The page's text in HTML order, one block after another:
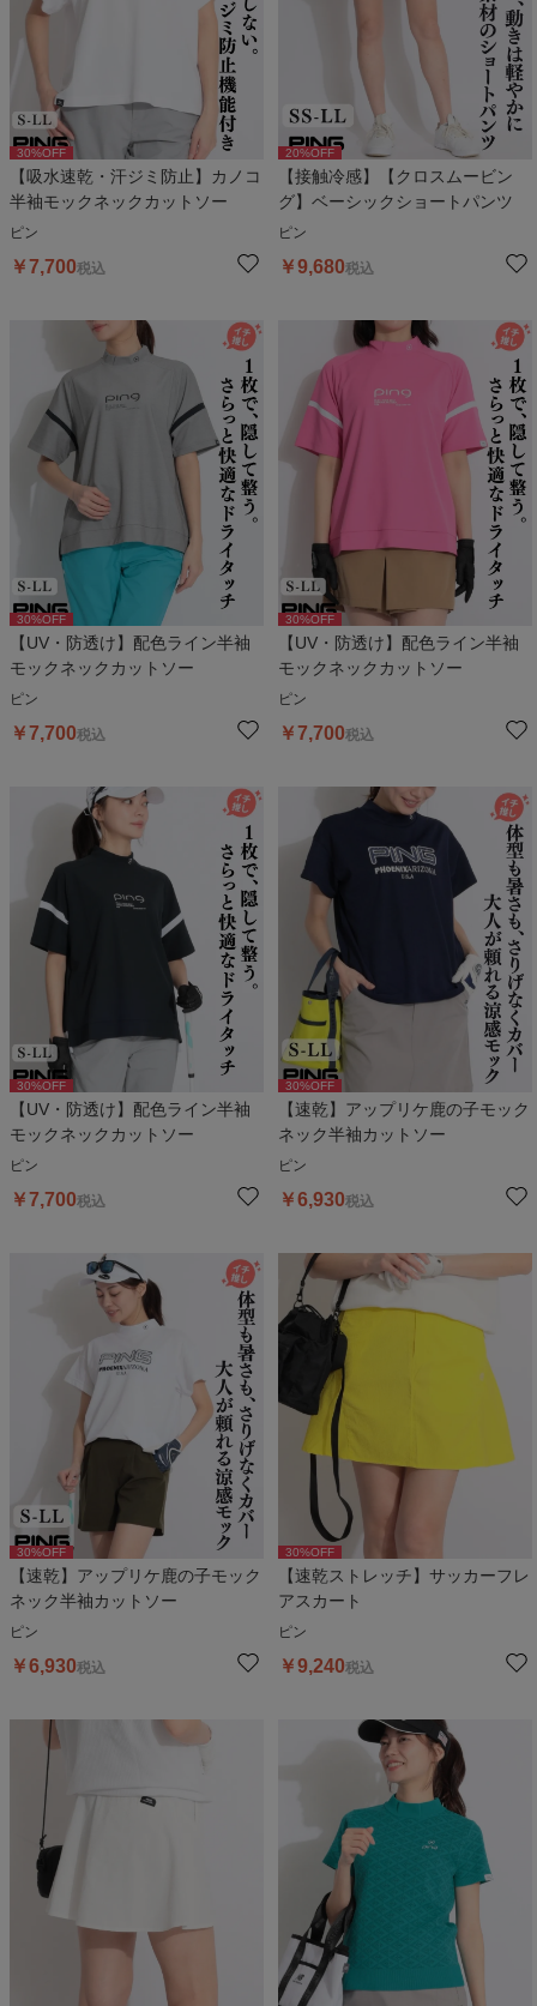
30%OFF
【吸水速乾・汗ジミ防止】カノコ
半袖モックネックカットソー
ピン
￥7,700税込
20%OFF
【接触冷感】【クロスムービン
グ】ベーシックショートパンツ
ピン
￥9,680税込
30%OFF
【UV・防透け】配色ライン半袖
モックネックカットソー
ピン
￥7,700税込
30%OFF
【UV・防透け】配色ライン半袖
モックネックカットソー
ピン
￥7,700税込
30%OFF
【UV・防透け】配色ライン半袖
モックネックカットソー
ピン
￥7,700税込
30%OFF
【速乾】アップリケ鹿の子モック
ネック半袖カットソー
ピン
￥6,930税込
30%OFF
【速乾】アップリケ鹿の子モック
ネック半袖カットソー
ピン
￥6,930税込
30%OFF
【速乾ストレッチ】サッカーフレ
アスカート
ピン
￥9,240税込